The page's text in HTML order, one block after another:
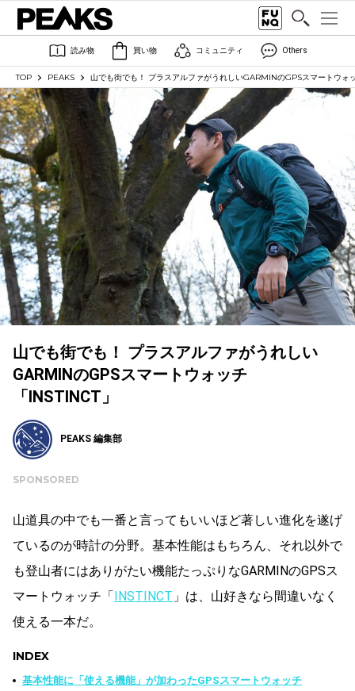
読み物 買い物 コミュニティ Others
TOP PEAKS 山でも街でも！ プラスアルファがうれしいGARMINのGPSスマートウォ
山でも街でも！ プラスアルファがうれしい
GARMINのGPSスマートウォッチ
「INSTINCT」
PEAKS 編集部
SPONSORED
山道具の中でも一番と言ってもいいほど著しい進化を遂げ
ているのが時計の分野。基本性能はもちろん、それ以外で
も登山者にはありがたい機能たっぷりなGARMINのGPSス
マートウォッチ「INSTINCT 」は、山好きなら間違いなく
使える一本だ。
INDEX
基本性能に「使える機能」が加わったGPSスマートウォッチ